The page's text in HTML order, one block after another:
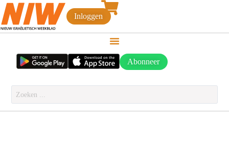
Inloggen
Abonneer